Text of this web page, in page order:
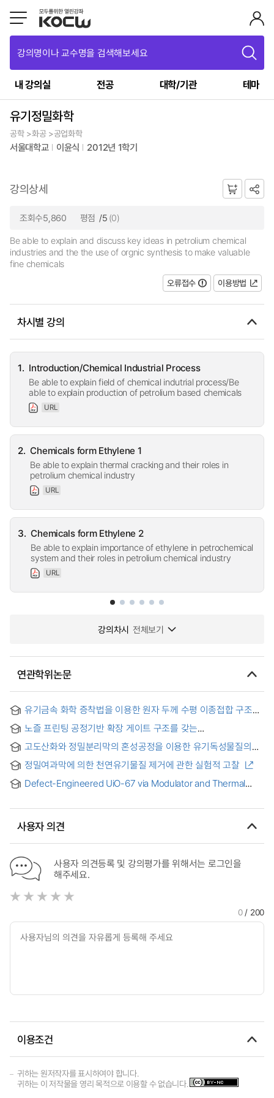
강의명이나 교수명을 검색해보세요
내 강의실 전공 대학/기관 테마
유기정밀화학
공학 >화공 >공업화학
서울대학교 이윤식 2012년 1학기
강의상세
조회수5,860 평점 /5 (0)
Be able to explain and discuss key ideas in petrolium chemical
industries and the the use of orgnic synthesis to make valuable
fine chemicals
오류접수
이용방법
차시별 강의
1. Introduction/Chemical Industrial Process
Be able to explain field of chemical indutrial process/Be
able to explain production of petrolium based chemicals
URL
2. Chemicals form Ethylene 1
Be able to explain thermal cracking and their roles in
petrolium chemical industry
URL
3. Chemicals form Ethylene 2
Be able to explain importance of ethylene in petrochemical
system and their roles in petrolium chemical industry
URL
강의차시 전체보기
연관학위논문
유기금속 화학 증착법을 이용한 원자 두께 수평 이종접합 구조의
합성 = Synthesis of Atomically Thin Lateral Heterostructure
Using MOCVD
노즐 프린팅 공정기반 확장 게이트 구조를 갖는
유기전기화학트랜지스터의 전기적 특성 분석 = Analysis of the
Electrical Properties of OrganicElectrochemical Transistors
with a Nozzle Printing Process-Based Extended-Gate
Structure
고도산화와 정밀분리막의 혼성공정을 이용한 유기독성물질의
제거 = Removal of Organic Chemicals Using a Hybrid of
Advanced Oxidation and Micro Filtration
정밀여과막에 의한 천연유기물질 제거에 관한 실험적 고찰
Defect-Engineered UiO-67 via Modulator and Thermal
Simulant Adsorption = 조절제 및 열활성화 기반 결함 공학을
사용자 의견
사용자 의견등록 및 강의평가를 위해서는 로그인을
해주세요.
0/ 200
이용조건
귀하는 원저작자를 표시하여야 합니다.
귀하는 이 저작물을 영리 목적으로 이용할 수 없습니다.